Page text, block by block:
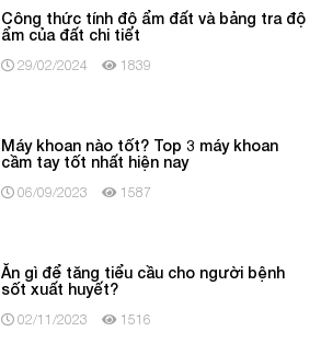
Công thức tính độ ẩm đất và bảng tra độ
ẩm của đất chi tiết
29/02/2024 1839
Máy khoan nào tốt? Top 3 máy khoan
cầm tay tốt nhất hiện nay
06/09/2023 1587
Ăn gì để tăng tiểu cầu cho người bệnh
sốt xuất huyết?
02/11/2023 1516